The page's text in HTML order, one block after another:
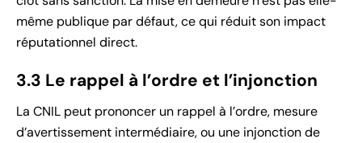
même publique par défaut, ce qui réduit son impact
réputationnel direct.
3.3 Le rappel à l’ordre et l’injonction
La CNIL peut prononcer un rappel à l’ordre, mesure
d’avertissement intermédiaire, ou une injonction de